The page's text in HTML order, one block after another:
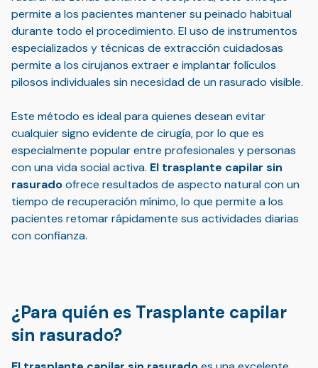
permite a los pacientes mantener su peinado habitual
durante todo el procedimiento. El uso de instrumentos
especializados y técnicas de extracción cuidadosas
permite a los cirujanos extraer e implantar folículos
pilosos individuales sin necesidad de un rasurado visible.
Este método es ideal para quienes desean evitar
cualquier signo evidente de cirugía, por lo que es
especialmente popular entre profesionales y personas
con una vida social activa. El trasplante capilar sin
rasuradoofrece resultados de aspecto natural con un
tiempo de recuperación mínimo, lo que permite a los
pacientes retomar rápidamente sus actividades diarias
con confianza.
¿Para quién es Trasplante capilar
sin rasurado?